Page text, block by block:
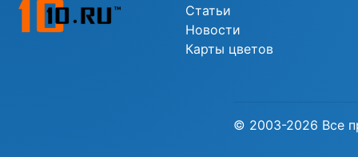
Статьи
Новости
Карты цветов
© 2003-2026 Все